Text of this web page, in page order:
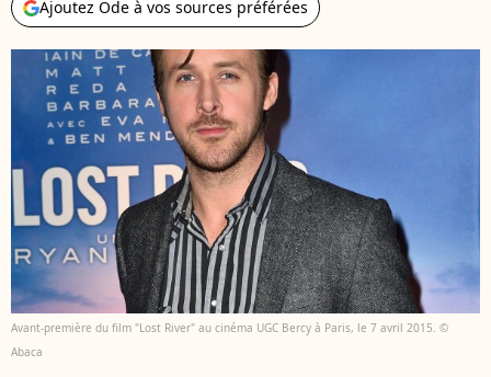
Ajoutez Ode à vos sources préférées
Avant-première du film "Lost River" au cinéma UGC Bercy à Paris, le 7 avril 2015. ©
Abaca